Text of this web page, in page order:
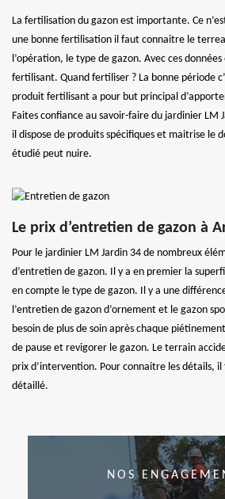
La fertilisation du gazon est importante. Ce
une bonne fertilisation il faut connaitre le
l’opération, le type de gazon. Avec ces
fertilisant. Quand fertiliser ? La bonne période
produit fertilisant a pour but principal
Faites confiance au savoir-faire du jardinier LM
il dispose de produits spécifiques et maitrise le
étudié peut nuire.
Le prix d’entretien de gazon à
Pour le jardinier LM Jardin 34 de nombreux
d’entretien de gazon. Il y a en premier la
en compte le type de gazon. Il y a une
l’entretien de gazon d’ornement et le gazon
besoin de plus de soin après chaque
de pause et revigorer le gazon. Le terrain
prix d’intervention. Pour connaitre les détails,
détaillé.
NOS